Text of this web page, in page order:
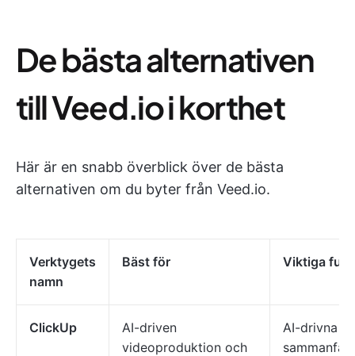
De bästa alternativen
till Veed.io i korthet
Här är en snabb överblick över de bästa
alternativen om du byter från Veed.io.
Verktygets
namn
Bäst för Viktiga
ClickUp
AI-driven
videoproduktion och
AI-drivna